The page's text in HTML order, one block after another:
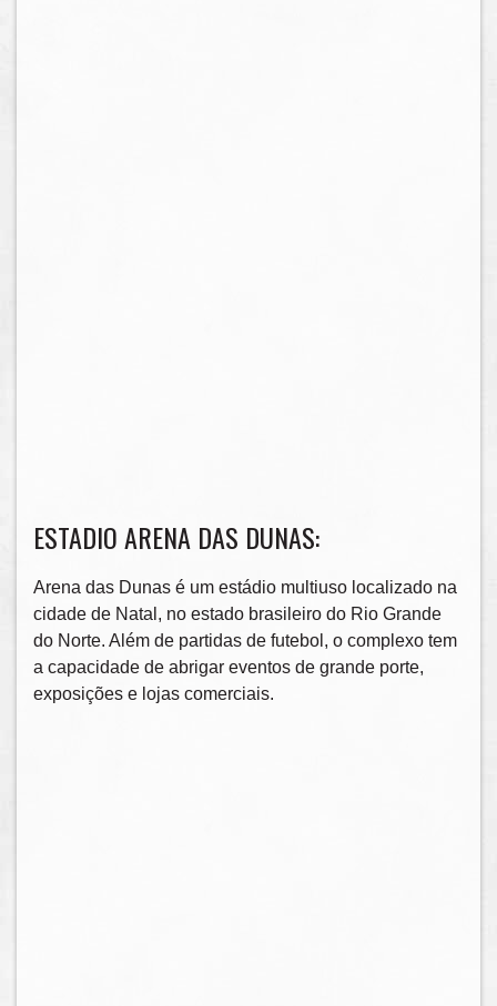
ESTADIO ARENA DAS DUNAS:
Arena das Dunas é um estádio multiuso localizado na
cidade de Natal, no estado brasileiro do Rio Grande
do Norte. Além de partidas de futebol, o complexo tem
a capacidade de abrigar eventos de grande porte,
exposições e lojas comerciais.